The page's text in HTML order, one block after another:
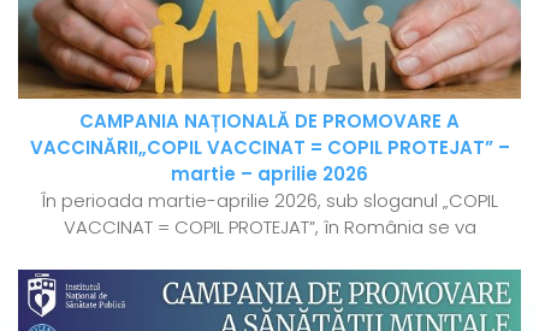
CAMPANIA NAȚIONALĂ DE PROMOVARE A
VACCINĂRII„COPIL VACCINAT = COPIL PROTEJAT” –
martie – aprilie 2026
În perioada martie-aprilie 2026, sub sloganul „COPIL
VACCINAT = COPIL PROTEJAT”, în România se va